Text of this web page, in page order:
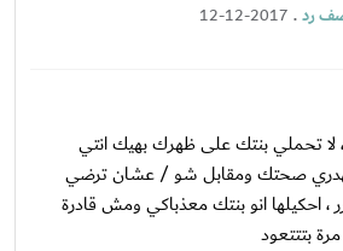
رد.
12-12-2017
، لا تحملي بنتك على ظهرك بهيك انتي
صحتك ومقابل شو / عشان ترضي
احكيلها انو بنتك معذباكي ومش قادرة
بتتتعود